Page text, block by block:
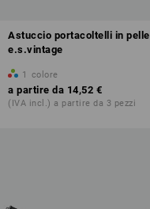
Astuccio portacoltelli in pelle
e.s.vintage
1 colore
a partire da 14,52 €
(IVA incl.) a partire da 3 pezzi